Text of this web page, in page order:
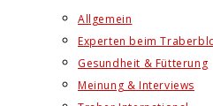
Allgemein
Experten beim
Gesundheit & Fütterung
Meinung & Interviews